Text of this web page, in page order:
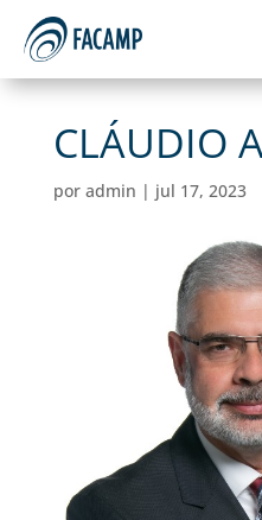
CLÁUDIO
por admin | jul 17, 2023